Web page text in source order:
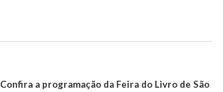
Confira a programação da Feira do Livro de São